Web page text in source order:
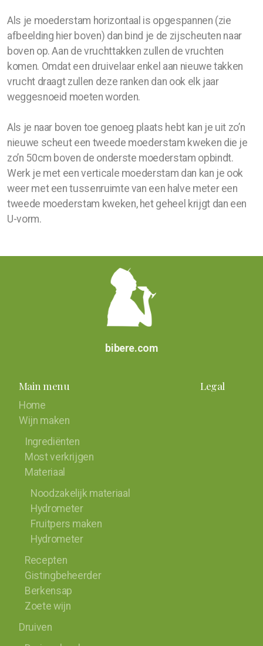
Als je moederstam horizontaal is opgespannen (zie
afbeelding hier boven) dan bind je de zijscheuten naar
boven op. Aan de vruchttakken zullen de vruchten
komen. Omdat een druivelaar enkel aan nieuwe takken
vrucht draagt zullen deze ranken dan ook elk jaar
weggesnoeid moeten worden.
Als je naar boven toe genoeg plaats hebt kan je uit zo’n
nieuwe scheut een tweede moederstam kweken die je
zo’n 50cm boven de onderste moederstam opbindt.
Werk je met een verticale moederstam dan kan je ook
weer met een tussenruimte van een halve meter een
tweede moederstam kweken, het geheel krijgt dan een
U-vorm.
bibere.com
Main menu
Home
Wijn maken
Ingrediënten
Most verkrijgen
Materiaal
Noodzakelijk materiaal
Hydrometer
Fruitpers maken
Hydrometer
Recepten
Gistingbeheerder
Berkensap
Zoete wijn
Druiven
Legal